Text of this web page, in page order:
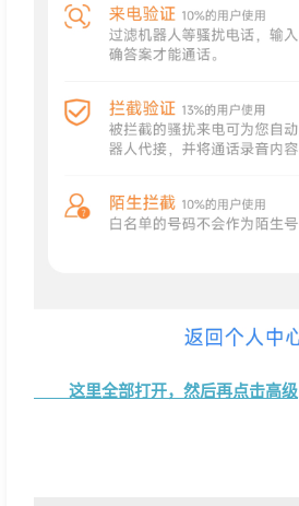
这里全部打开，然后再点击高级